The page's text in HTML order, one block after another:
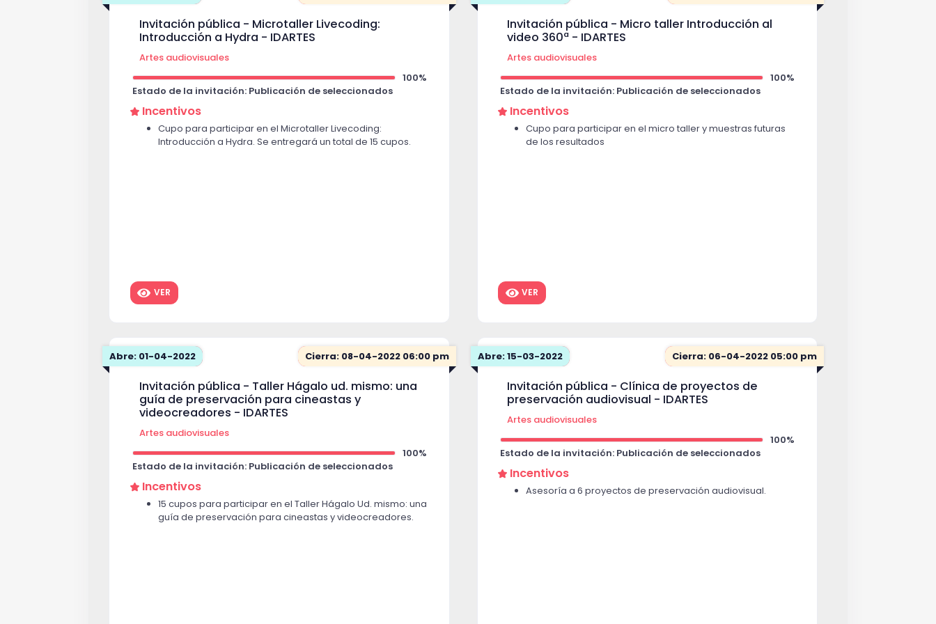
Invitación pública - Microtaller Livecoding:
Introducción a Hydra - IDARTES
Artes audiovisuales
100%
Estado de la invitación: Publicación de seleccionados
Incentivos
Cupo para participar en el Microtaller Livecoding:
Introducción a Hydra. Se entregará un total de 15 cupos.
VER
Invitación pública - Micro taller Introducción al
video 360ª - IDARTES
Artes audiovisuales
100%
Estado de la invitación: Publicación de seleccionados
Incentivos
Cupo para participar en el micro taller y muestras futuras
de los resultados
VER
Abre: 01-04-2022 Cierra: 08-04-2022 06:00 pm
Invitación pública - Taller Hágalo ud. mismo: una
guía de preservación para cineastas y
videocreadores - IDARTES
Artes audiovisuales
100%
Estado de la invitación: Publicación de seleccionados
Incentivos
15 cupos para participar en el Taller Hágalo Ud. mismo: una
guía de preservación para cineastas y videocreadores.
Abre: 15-03-2022 Cierra: 06-04-2022 05:00 pm
Invitación pública - Clínica de proyectos de
preservación audiovisual - IDARTES
Artes audiovisuales
100%
Estado de la invitación: Publicación de seleccionados
Incentivos
Asesoría a 6 proyectos de preservación audiovisual.